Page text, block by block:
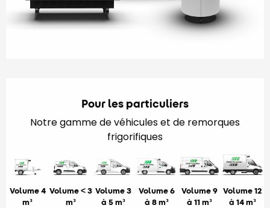
Pour les particuliers
Notre gamme de véhicules et de remorques
frigorifiques
Volume 4
m³
Volume < 3
m³
Volume 3
à 5 m³
Volume 6
à 8 m³
Volume 9
à 11 m³
Volume 12
à 14 m³